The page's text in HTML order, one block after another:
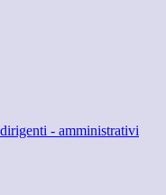
- amministrativi